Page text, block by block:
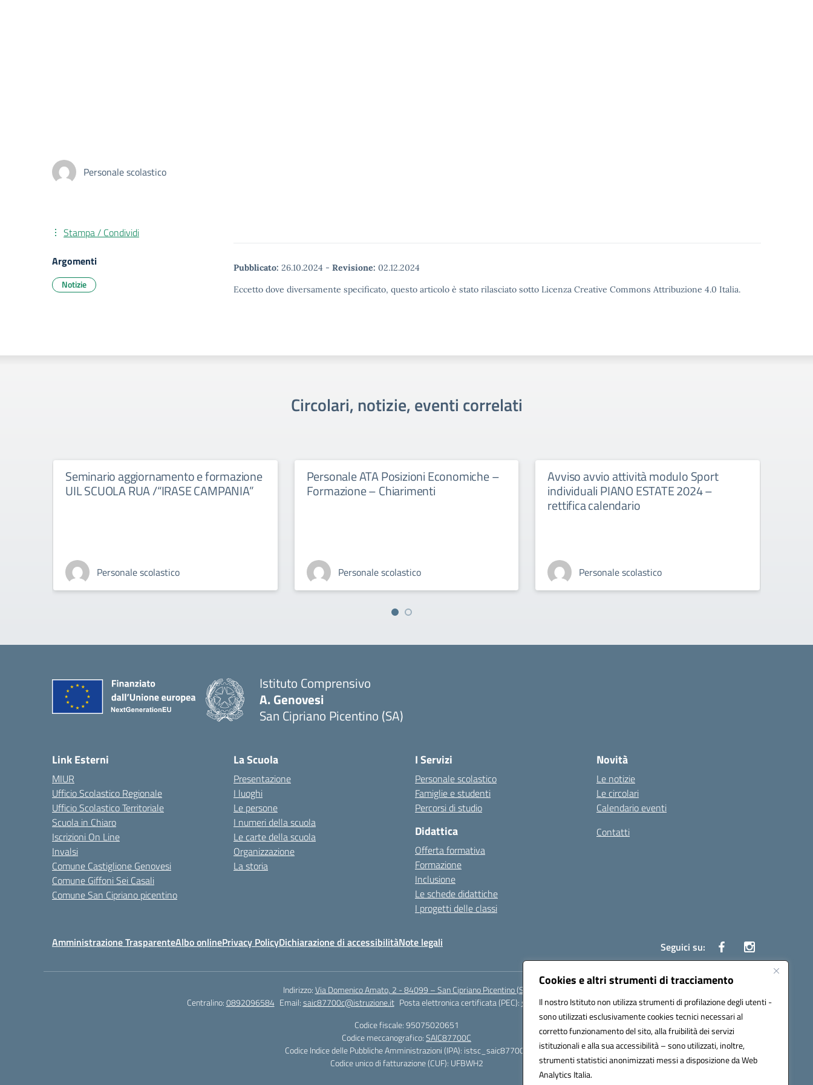
Cookies e altri strumenti di tracciamento
Il nostro Istituto non utilizza strumenti di profilazione degli utenti -
sono utilizzati esclusivamente cookies tecnici necessari al
corretto funzionamento del sito, alla fruibilità dei servizi
istituzionali e alla sua accessibilità – sono utilizzati, inoltre,
strumenti statistici anonimizzati messi a disposizione da Web
Analytics Italia.
Personale scolastico
Pubblicato: 26.10.2024 - Revisione: 02.12.2024
Eccetto dove diversamente specificato, questo articolo è stato rilasciato sotto Licenza Creative Commons Attribuzione 4.0 Italia.
Stampa / Condividi
Argomenti
Notizie
Circolari, notizie, eventi correlati
Seminario aggiornamento e formazione
UIL SCUOLA RUA /“IRASE CAMPANIA”
Personale scolastico
Personale ATA Posizioni Economiche –
Formazione – Chiarimenti
Personale scolastico
Avviso avvio attività modulo Sport
individuali PIANO ESTATE 2024 –
rettifica calendario
Personale scolastico
Istituto Comprensivo
A. Genovesi
San Cipriano Picentino (SA)
Link Esterni
MIUR
Ufficio Scolastico Regionale
Ufficio Scolastico Territoriale
Scuola in Chiaro
Iscrizioni On Line
Invalsi
Comune Castiglione Genovesi
Comune Giffoni Sei Casali
Comune San Cipriano picentino
La Scuola
Presentazione
I luoghi
Le persone
I numeri della scuola
Le carte della scuola
Organizzazione
La storia
I Servizi
Personale scolastico
Famiglie e studenti
Percorsi di studio
Didattica
Offerta formativa
Formazione
Inclusione
Le schede didattiche
I progetti delle classi
Novità
Le notizie
Le circolari
Calendario eventi
Contatti
Amministrazione TrasparenteAlbo onlinePrivacy PolicyDichiarazione di accessibilitàNote legali Seguici su:
Indirizzo:Via Domenico Amato, 2 - 84099 – San Cipriano Picentino (Sa)
Centralino:0892096584 Email:saic87700c@istruzione.it Posta elettronica certificata (PEC):saic87700c@pec.istruzione.it
Codice fiscale: 95075020651
Codice meccanografico:SAIC87700C
Codice Indice delle Pubbliche Amministrazioni (IPA): istsc_saic87700c
Codice unico di fatturazione (CUF): UFBWH2